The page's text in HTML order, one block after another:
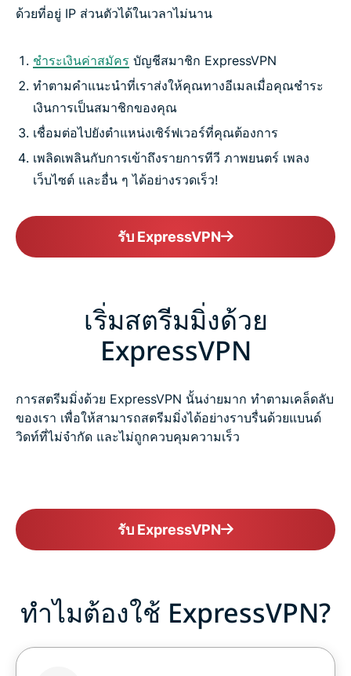
ด้วยที่อยู่ IP ส่วนตัวได้ในเวลาไม่นาน
ชำระเงินค่าสมัคร บัญชีสมาชิก ExpressVPN
ทำตามคำแนะนำที่เราส่งให้คุณทางอีเมลเมื่อคุณชำระ
เงินการเป็นสมาชิกของคุณ
เชื่อมต่อไปยังตำแหน่งเซิร์ฟเวอร์ที่คุณต้องการ
เพลิดเพลินกับการเข้าถึงรายการทีวี ภาพยนตร์ เพลง
เว็บไซต์ และอื่น ๆ ได้อย่างรวดเร็ว!
รับ ExpressVPN
เริ่มสตรีมมิ่งด้วย
ExpressVPN
การสตรีมมิ่งด้วย ExpressVPN นั้นง่ายมาก ทำตามเคล็ดลับ
ของเรา เพื่อให้สามารถสตรีมมิ่งได้อย่างราบรื่นด้วยแบนด์
วิดท์ที่ไม่จำกัด และไม่ถูกควบคุมความเร็ว
รับ ExpressVPN
ทำไมต้องใช้ ExpressVPN?